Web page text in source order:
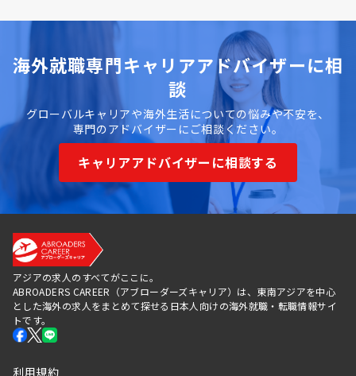
海外就職専門キャリアアドバイザーに相
談
グローバルキャリアや海外生活についての悩みや不安を、
専門のアドバイザーにご相談ください。
キャリアアドバイザーに相談する
アジアの求人のすべてがここに。
ABROADERS CAREER（アブローダーズキャリア）は、東南アジアを中心
とした海外の求人をまとめて探せる日本人向けの海外就職・転職情報サイ
トです。
利用規約